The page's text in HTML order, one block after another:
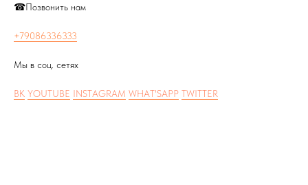
☎Позвонить нам
+79086336333
Мы в соц. сетях
ВК YOUTUBE INSTAGRAM WHAT'SAPP TWITTER